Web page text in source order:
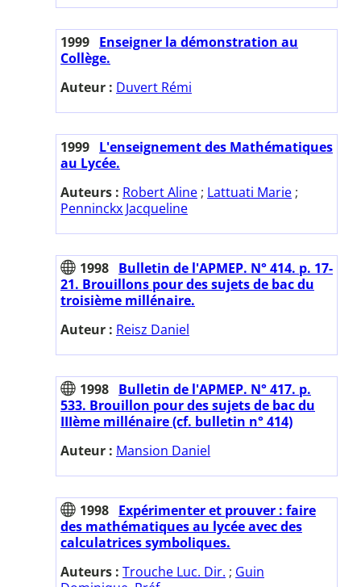
1999 Enseigner la démonstration au
Collège.
Auteur : Duvert Rémi
1999 L'enseignement des Mathématiques
au Lycée.
Auteurs : Robert Aline ; Lattuati Marie ;
Penninckx Jacqueline
1998 Bulletin de l'APMEP. N° 414. p. 17-
21. Brouillons pour des sujets de bac du
troisième millénaire.
Auteur : Reisz Daniel
1998 Bulletin de l'APMEP. N° 417. p.
533. Brouillon pour des sujets de bac du
IIIème millénaire (cf. bulletin n° 414)
Auteur : Mansion Daniel
1998 Expérimenter et prouver : faire
des mathématiques au lycée avec des
calculatrices symboliques.
Auteurs : Trouche Luc. Dir. ; Guin